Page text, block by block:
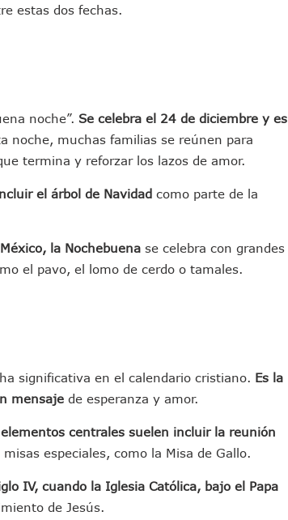
Nacional De La Liga Premier FMF
Restricciones En Playas De Puerto Vallarta
Y Puentes En Japón (VIDEOS)
Jalisco, Según Statistical Research Corporation
Al Corredor Bahía De Banderas–Puerto Vallarta
Públicos Para Puerto Vallarta
Registra 80% De Avance En Su Construcción
De Inseguridad En Puerto Vallarta
Locales En La Isla Shopping Village
De Posible Crematorio Clandestino
Transporte Público En Puerto Vallarta
Analizar La Conservación Del Estero El Salado
Costar Hasta 22 Mil 677 Pesos
En Playas De Puerto Vallarta
estas dos fechas.
noche”. Se celebra el 24 de diciembre y es
noche, muchas familias se reúnen para
termina y reforzar los lazos de amor.
el árbol de Navidad como parte de la
la Nochebuena se celebra con grandes
el pavo, el lomo de cerdo o tamales.
significativa en el calendario cristiano. Es la
mensaje de esperanza y amor.
centrales suelen incluir la reunión
especiales, como la Misa de Gallo.
IV, cuando la Iglesia Católica, bajo el Papa
de Jesús.